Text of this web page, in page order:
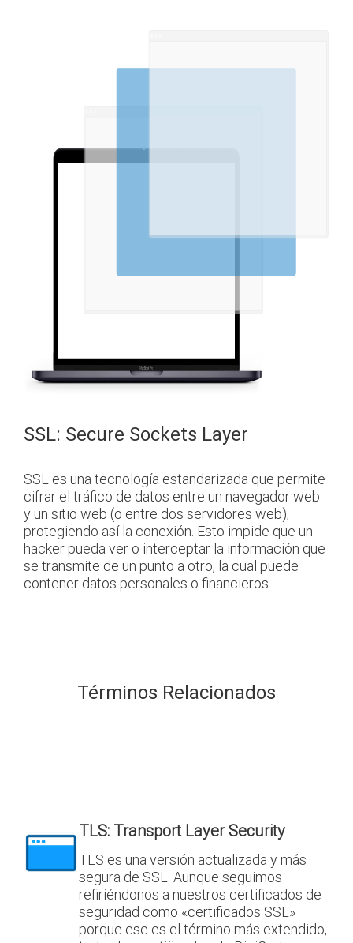
SSL: Secure Sockets Layer
SSL es una tecnología estandarizada que permite
cifrar el tráfico de datos entre un navegador web
y un sitio web (o entre dos servidores web),
protegiendo así la conexión. Esto impide que un
hacker pueda ver o interceptar la información que
se transmite de un punto a otro, la cual puede
contener datos personales o financieros.
Términos Relacionados
TLS: Transport Layer Security
TLS es una versión actualizada y más
segura de SSL. Aunque seguimos
refiriéndonos a nuestros certificados de
seguridad como «certificados SSL»
porque ese es el término más extendido,